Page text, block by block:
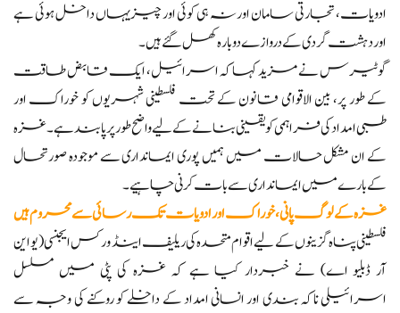
ادویات، تجارتی سامان اور نہ ہی کوئی اور چیز یہاں داخل ہوئی ہے
اور دہشت گردی کے دروازے دوبارہ کھل گئے ہیں۔
گوٹیرس نے مزید کہا کہ اسرائیل، ایک قابض طاقت
کے طور پر، بین الاقوامی قانون کے تحت فلسطینی شہریوں کو خوراک اور
طبی امداد کی فراہمی کو یقینی بنانے کے لیے واضح طور پر پابند ہے۔ غزہ
کے ان مشکل حالات میں ہمیں پوری ایمانداری سے موجودہ صورتحال
کے بارے میں ایمانداری سے بات کرنی چاہیے۔
غزہ کے لوگ پانی، خوراک اور ادویات تک رسائی سے محروم ہیں
فلسطینی پناہ گزینوں کے لیے اقوام متحدہ کی ریلیف اینڈ ورکس ایجنسی (یو این
آر ڈبلیو اے) نے خبردار کیا ہے کہ غزہ کی پٹی میں مسلسل
اسرائیلی ناکہ بندی اور انسانی امداد کے داخلے کو روکنے کی وجہ سے